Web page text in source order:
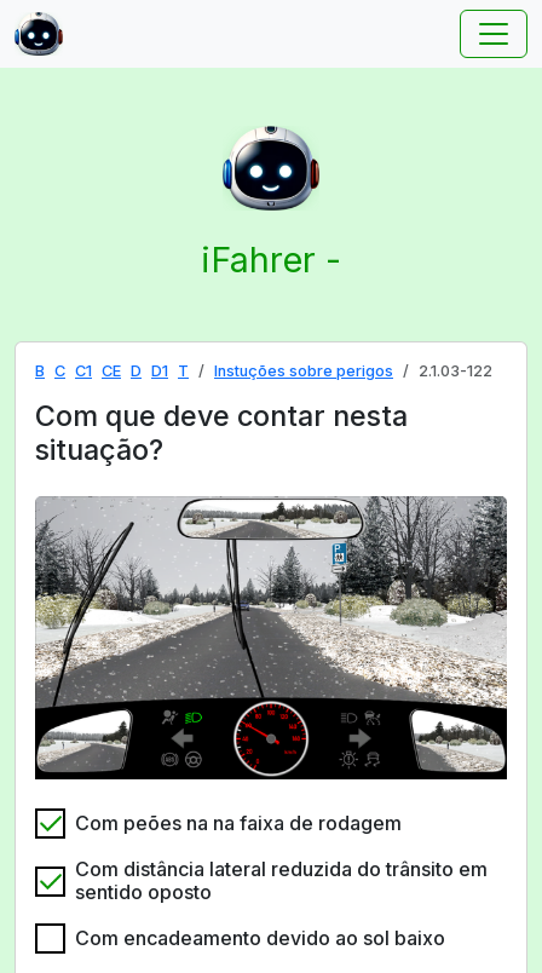
iFahrer -
B C C1 CE D D1 T Instuções sobre perigos 2.1.03-122
Com que deve contar nesta
situação?
Com peões na na faixa de rodagem
Com distância lateral reduzida do trânsito em
sentido oposto
Com encadeamento devido ao sol baixo